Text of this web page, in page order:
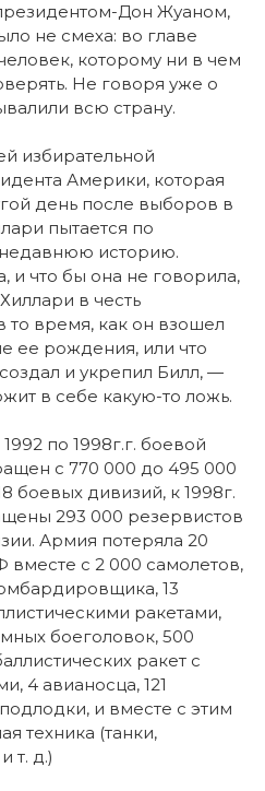
Дон Жуаном,
не смеха: во главе
которому ни в чем
Не говоря уже о
всю страну.
избирательной
Америки, которая
день после выборов в
пытается по
историю.
и что бы она не говорила,
в честь
то время, как он взошел
ее рождения, или что
и укрепил Билл, —
в себе какую-то ложь.
по 1998г.г. боевой
с 770 000 до 495 000
боевых дивизий, к 1998г.
293 000 резервистов
Армия потеряла 20
с 2 000 самолетов,
13
ракетами,
боеголовок, 500
ракет с
4 авианосца, 121
и вместе с этим
техника (танки,
т. д.)